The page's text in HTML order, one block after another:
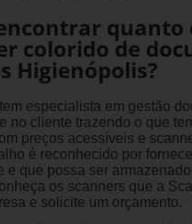
quanto
colorido de
Higienópolis?
especialista em gestão
no cliente trazendo o que
preços acessíveis e
é reconhecido por
e que possa ser
os scanners que a
e solicite um orçamento.